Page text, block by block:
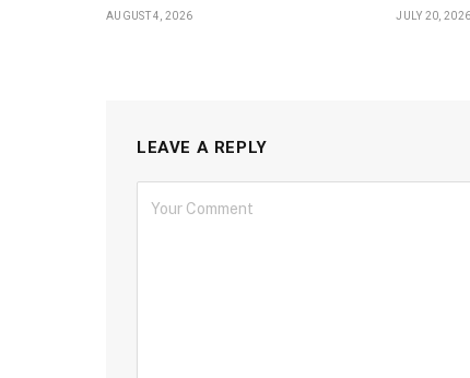
AUGUST 4, 2026 JULY 20, 2026
LEAVE A REPLY